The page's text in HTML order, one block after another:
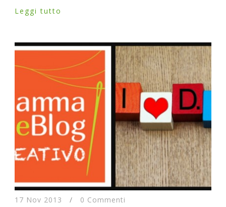
Leggi tutto
17 Nov 2013 / 0 Commenti